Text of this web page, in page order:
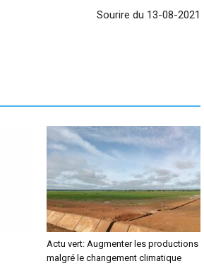
Sourire du 13-08-2021
Actu vert: Augmenter les productions
malgré le changement climatique